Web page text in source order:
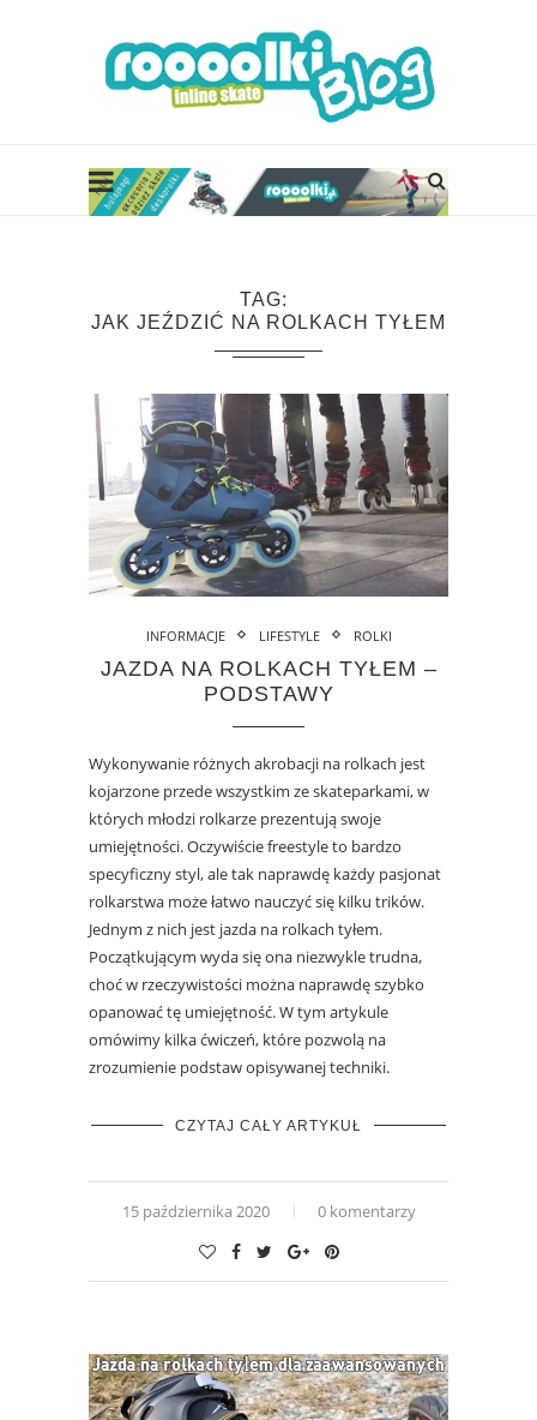
TAG
JAK JEŹDZIĆ NA ROLKACH TYŁEM
INFORMACJE LIFESTYLE ROLKI
JAZDA NA ROLKACH TYŁEM –
PODSTAWY
Wykonywanie różnych akrobacji na rolkach jest
kojarzone przede wszystkim ze skateparkami, w
których młodzi rolkarze prezentują swoje
umiejętności. Oczywiście freestyle to bardzo
specyficzny styl, ale tak naprawdę każdy pasjonat
rolkarstwa może łatwo nauczyć się kilku trików.
Jednym z nich jest jazda na rolkach tyłem.
Początkującym wyda się ona niezwykle trudna,
choć w rzeczywistości można naprawdę szybko
opanować tę umiejętność. W tym artykule
omówimy kilka ćwiczeń, które pozwolą na
zrozumienie podstaw opisywanej techniki.
CZYTAJ CAŁY ARTYKUŁ
15 października 2020 0 komentarzy